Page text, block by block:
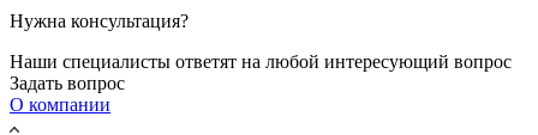
Нужна консультация?
Наши специалисты ответят на любой интересующий вопрос
Задать вопрос
О компании